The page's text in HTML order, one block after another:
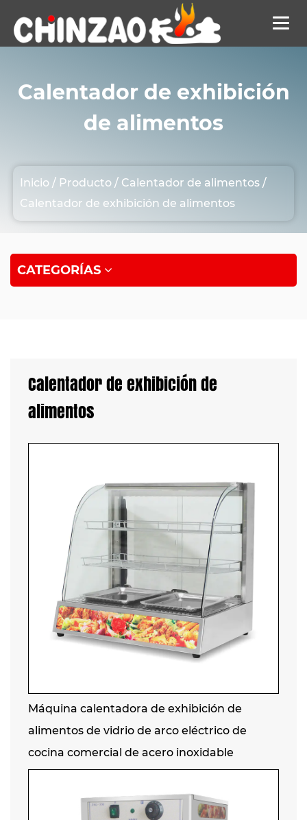
Calentador de exhibición
de alimentos
Inicio / Producto / Calentador de alimentos /
Calentador de exhibición de alimentos
CATEGORÍAS
Calentador de exhibición de
alimentos
Máquina calentadora de exhibición de
alimentos de vidrio de arco eléctrico de
cocina comercial de acero inoxidable